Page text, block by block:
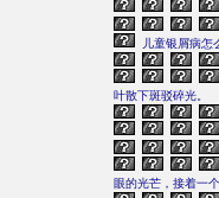
儿童银屑病怎
叶散下斑驳碎光。
眼的光芒，接着一